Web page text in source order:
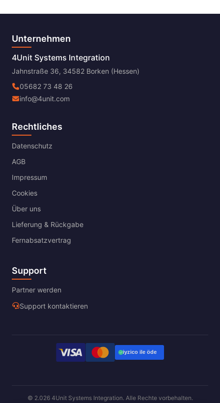
Unternehmen
4Unit Systems Integration
Jahnstraße 36, 34582 Borken (Hessen)
05682 73 48 26
info@4unit.com
Rechtliches
Datenschutz
AGB
Impressum
Cookies
Über uns
Lieferung & Rückgabe
Fernabsatzvertrag
Support
Partner werden
Support kontaktieren
© 2.026 4Unit Systems Integration. Alle Rechte vorbehalten.